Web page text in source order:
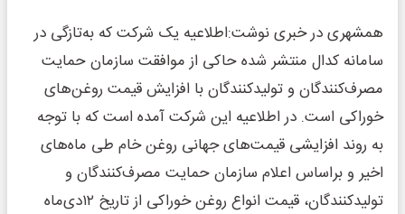
همشهری در خبری نوشت:اطلاعیه یک شرکت که به‌تازگی در
سامانه کدال منتشر شده حاکی از موافقت سازمان حمایت
مصرف‌کنندگان و تولیدکنندگان با افزایش قیمت روغن‌های
خوراکی است. در اطلاعیه این شرکت آمده است که با توجه
به روند افزایشی قیمت‌های جهانی روغن خام طی ماه‌های
اخیر و براساس اعلام سازمان حمایت مصرف‌کنندگان و
تولیدکنندگان، قیمت انواع روغن خوراکی از تاریخ ۱۲دی‌ماه